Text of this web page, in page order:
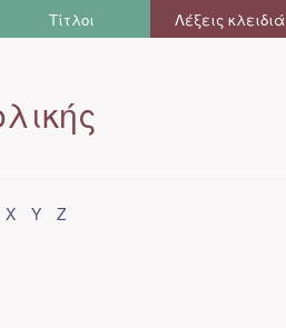
Τίτλοι Λέξεις κλειδιά
X Y
Z